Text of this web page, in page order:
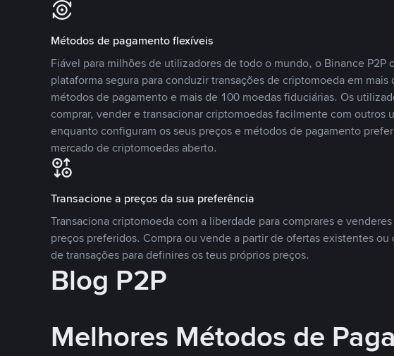
Métodos de pagamento flexíveis
Fiável para milhões de utilizadores de todo o mundo, o Binance P2P
plataforma segura para conduzir transações de criptomoeda em mais
métodos de pagamento e mais de 100 moedas fiduciárias. Os
comprar, vender e transacionar criptomoedas facilmente com outros
enquanto configuram os seus preços e métodos de pagamento
mercado de criptomoedas aberto.
Transacione a preços da sua preferência
Transaciona criptomoeda com a liberdade para comprares e
preços preferidos. Compra ou vende a partir de ofertas existentes ou
de transações para definires os teus próprios preços.
Blog P2P
Melhores Métodos de